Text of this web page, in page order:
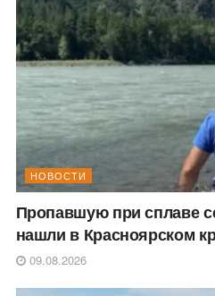
НОВОСТИ
Пропавшую при сплаве
нашли в Красноярском
09.08.2026